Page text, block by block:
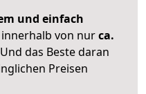
und einfach
innerhalb von nurca.
das Beste daran
Preisen